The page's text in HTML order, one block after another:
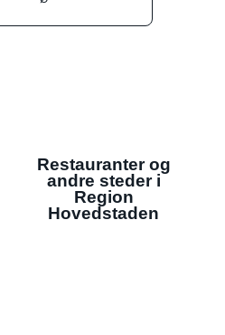
Restauranter og
andre steder i
Region
Hovedstaden